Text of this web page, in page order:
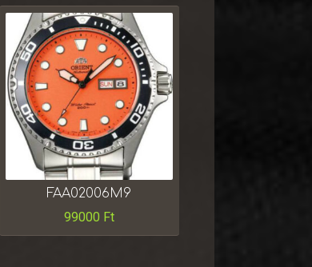
FAA02006M9
99000 Ft